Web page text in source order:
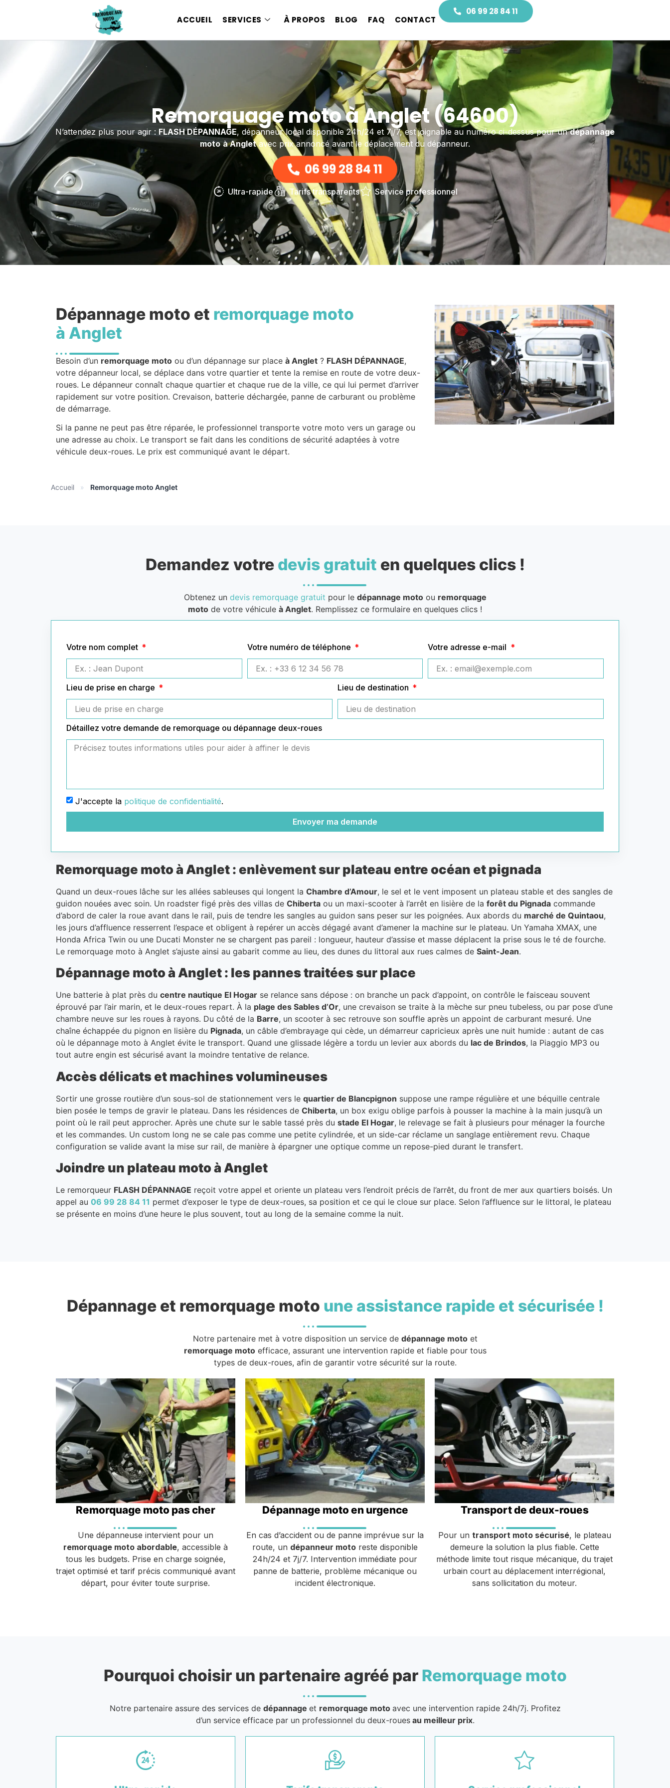
ACCUEIL SERVICES À PROPOS BLOG FAQ CONTACT
06 99 28 84 11
Remorquage moto à Anglet (64600)
N’attendez plus pour agir : FLASH DÉPANNAGE, dépanneur local disponible 24h/24 et 7j/7, est joignable au numéro ci-dessus pour undépannage
moto à Angletavec prix annoncé avant le déplacement du dépanneur.
06 99 28 84 11
Ultra-rapide Tarifs transparents Service professionnel
Dépannage moto et remorquage moto
à Anglet
Besoin d’un remorquage moto ou d’un dépannage sur place à Anglet ? FLASH DÉPANNAGE,
votre dépanneur local, se déplace dans votre quartier et tente la remise en route de votre deux-
roues. Le dépanneur connaît chaque quartier et chaque rue de la ville, ce qui lui permet d’arriver
rapidement sur votre position. Crevaison, batterie déchargée, panne de carburant ou problème
de démarrage.
Si la panne ne peut pas être réparée, le professionnel transporte votre moto vers un garage ou
une adresse au choix. Le transport se fait dans les conditions de sécurité adaptées à votre
véhicule deux-roues. Le prix est communiqué avant le départ.
Accueil » Remorquage moto Anglet
Demandez votre devis gratuit en quelques clics !
Obtenez un devis remorquage gratuit pour le dépannage motoou remorquage
moto de votre véhicule à Anglet. Remplissez ce formulaire en quelques clics !
Votre nom complet Votre numéro de téléphone Votre adresse e-mail
Lieu de prise en charge Lieu de destination
Détaillez votre demande de remorquage ou dépannage deux-roues
J'accepte la politique de confidentialité.
Envoyer ma demande
Remorquage moto à Anglet : enlèvement sur plateau entre océan et pignada
Quand un deux-roues lâche sur les allées sableuses qui longent la Chambre d’Amour, le sel et le vent imposent un plateau stable et des sangles de
guidon nouées avec soin. Un roadster figé près des villas de Chiberta ou un maxi-scooter à l’arrêt en lisière de la forêt du Pignada commande
d’abord de caler la roue avant dans le rail, puis de tendre les sangles au guidon sans peser sur les poignées. Aux abords du marché de Quintaou,
les jours d’affluence resserrent l’espace et obligent à repérer un accès dégagé avant d’amener la machine sur le plateau. Un Yamaha XMAX, une
Honda Africa Twin ou une Ducati Monster ne se chargent pas pareil : longueur, hauteur d’assise et masse déplacent la prise sous le té de fourche.
Le remorquage moto à Anglet s’ajuste ainsi au gabarit comme au lieu, des dunes du littoral aux rues calmes de Saint-Jean.
Dépannage moto à Anglet : les pannes traitées sur place
Une batterie à plat près du centre nautique El Hogar se relance sans dépose : on branche un pack d’appoint, on contrôle le faisceau souvent
éprouvé par l’air marin, et le deux-roues repart. À la plage des Sables d’Or, une crevaison se traite à la mèche sur pneu tubeless, ou par pose d’une
chambre neuve sur les roues à rayons. Du côté de la Barre, un scooter à sec retrouve son souffle après un appoint de carburant mesuré. Une
chaîne échappée du pignon en lisière du Pignada, un câble d’embrayage qui cède, un démarreur capricieux après une nuit humide : autant de cas
où le dépannage moto à Anglet évite le transport. Quand une glissade légère a tordu un levier aux abords du lac de Brindos, la Piaggio MP3 ou
tout autre engin est sécurisé avant la moindre tentative de relance.
Accès délicats et machines volumineuses
Sortir une grosse routière d’un sous-sol de stationnement vers le quartier de Blancpignon suppose une rampe régulière et une béquille centrale
bien posée le temps de gravir le plateau. Dans les résidences de Chiberta, un box exigu oblige parfois à pousser la machine à la main jusqu’à un
point où le rail peut approcher. Après une chute sur le sable tassé près du stade El Hogar, le relevage se fait à plusieurs pour ménager la fourche
et les commandes. Un custom long ne se cale pas comme une petite cylindrée, et un side-car réclame un sanglage entièrement revu. Chaque
configuration se valide avant la mise sur rail, de manière à épargner une optique comme un repose-pied durant le transfert.
Joindre un plateau moto à Anglet
Le remorqueur FLASH DÉPANNAGE reçoit votre appel et oriente un plateau vers l’endroit précis de l’arrêt, du front de mer aux quartiers boisés. Un
appel au 06 99 28 84 11 permet d’exposer le type de deux-roues, sa position et ce qui le cloue sur place. Selon l’affluence sur le littoral, le plateau
se présente en moins d’une heure le plus souvent, tout au long de la semaine comme la nuit.
Dépannage et remorquage moto une assistance rapide et sécurisée !
Notre partenaire met à votre disposition un service de dépannage motoet
remorquage motoefficace, assurant une intervention rapide et fiable pour tous
types de deux-roues, afin de garantir votre sécurité sur la route.
Remorquage moto pas cher
Une dépanneuse intervient pour un
remorquage moto abordable, accessible à
tous les budgets. Prise en charge soignée,
trajet optimisé et tarif précis communiqué avant
départ, pour éviter toute surprise.
Dépannage moto en urgence
En cas d’accident ou de panne imprévue sur la
route, un dépanneur moto reste disponible
24h/24 et 7j/7. Intervention immédiate pour
panne de batterie, problème mécanique ou
incident électronique.
Transport de deux-roues
Pour un transport moto sécurisé, le plateau
demeure la solution la plus fiable. Cette
méthode limite tout risque mécanique, du trajet
urbain court au déplacement interrégional,
sans sollicitation du moteur.
Pourquoi choisir un partenaire agréé par Remorquage moto
Notre partenaire assure des services de dépannage et remorquage moto avec une intervention rapide 24h/7j. Profitez
d’un service efficace par un professionnel du deux-rouesau meilleur prix.